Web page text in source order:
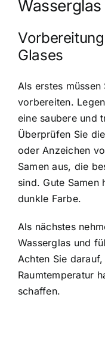
Wasserglas
Glases
Als erstes
vorbereiten.
eine saubere und
Überprüfen Sie
oder Anzeichen
Samen aus, die
sind. Gute Samen
dunkle Farbe.
Als nächstes
Wasserglas und
Achten Sie
Raumtemperatur
schaffen.